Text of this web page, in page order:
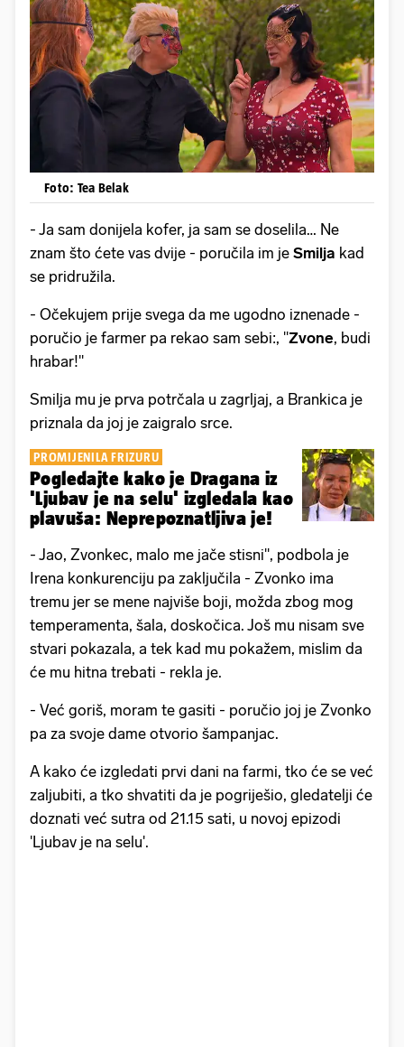
Foto: Tea Belak
- Ja sam donijela kofer, ja sam se doselila… Ne
znam što ćete vas dvije - poručila im je Smilja kad
se pridružila.
- Očekujem prije svega da me ugodno iznenade -
poručio je farmer pa rekao sam sebi:, ''Zvone, budi
hrabar!''
Smilja mu je prva potrčala u zagrljaj, a Brankica je
priznala da joj je zaigralo srce.
PROMIJENILA FRIZURU
Pogledajte kako je Dragana iz
'Ljubav je na selu' izgledala kao
plavuša: Neprepoznatljiva je!
- Jao, Zvonkec, malo me jače stisni'', podbola je
Irena konkurenciju pa zaključila - Zvonko ima
tremu jer se mene najviše boji, možda zbog mog
temperamenta, šala, doskočica. Još mu nisam sve
stvari pokazala, a tek kad mu pokažem, mislim da
će mu hitna trebati - rekla je.
- Već goriš, moram te gasiti - poručio joj je Zvonko
pa za svoje dame otvorio šampanjac.
A kako će izgledati prvi dani na farmi, tko će se već
zaljubiti, a tko shvatiti da je pogriješio, gledatelji će
doznati već sutra od 21.15 sati, u novoj epizodi
'Ljubav je na selu'.